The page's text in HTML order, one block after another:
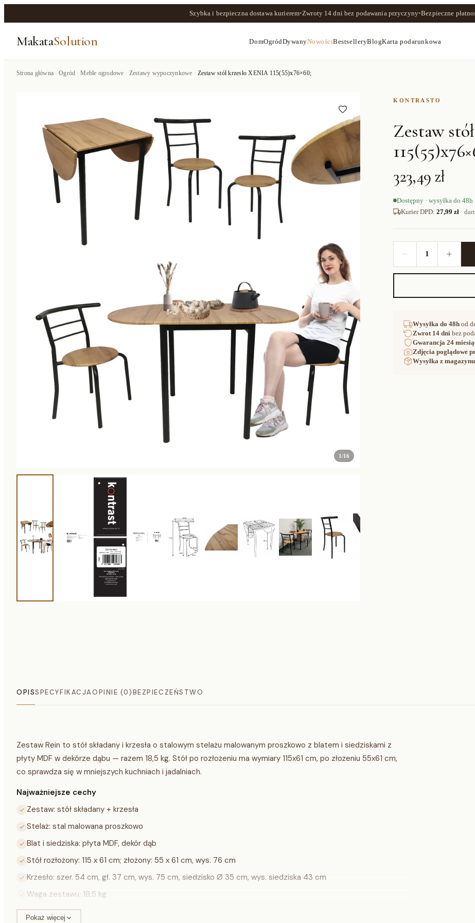
Szybka i bezpieczna dostawa kurierem•Zwroty 14 dnibez podawania przyczyny•Bezpieczne
MakataSolution DomOgródDywanyNowościBestselleryBlogKarta podarunkowa
Strona główna Ogród Meble ogrodowe Zestawy wypoczynkowe Zestaw stół krzesło XENIA 115(55)x76×60;
1/16
KONTRASTO
Zestaw
323,49 zł
Dostępny · wysyłka do 48h
Kurier DPD:27,99 zł ·
1
Wysyłkado 48h od
Zwrot 14 dni bez
Gwarancja24
Zdjęcia poglądowe
Wysyłka z
OPISSPECYFIKACJAOPINIE (0)BEZPIECZEŃSTWO
Zestaw Rein to stół składany i krzesła o stalowym stelażu malowanym proszkowo z blatem i siedziskami z
płyty MDF w dekórze dąbu — razem 18,5 kg. Stół po rozłożeniu ma wymiary 115x61 cm, po złożeniu 55x61 cm,
co sprawdza się w mniejszych kuchniach i jadalniach.
Najważniejsze cechy
Zestaw: stół składany + krzesła
Stelaż: stal malowana proszkowo
Blat i siedziska: płyta MDF, dekór dąb
Stół rozłożony: 115 x 61 cm; złożony: 55 x 61 cm, wys. 76 cm
Krzesło: szer. 54 cm, gł. 37 cm, wys. 75 cm, siedzisko Ø 35 cm, wys. siedziska 43 cm
Waga zestawu: 18,5 kg
Montaż z użyciem dołączonych kluczy
Pokaż więcej